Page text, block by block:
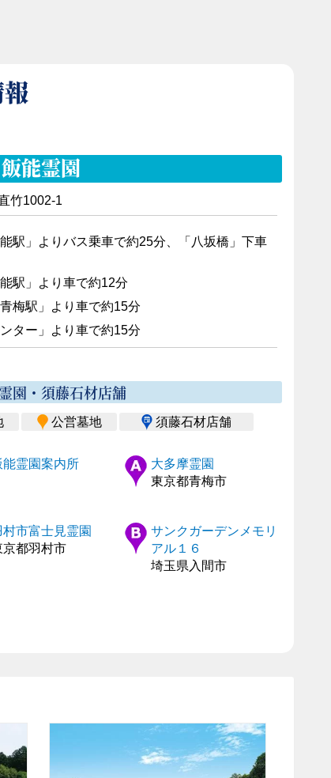
飯能霊園
竹1002-1
駅」よりバス乗車で約25分、「八坂橋」下車
駅」より車で約12分
梅駅」より車で約15分
ター」より車で約15分
園・須藤石材店舗
公営墓地 須藤石材店舗
能霊園案内所
大多摩霊園
東京都青梅市
村市富士見霊園
京都羽村市
サンクガーデンメモリ
アル１６
埼玉県入間市